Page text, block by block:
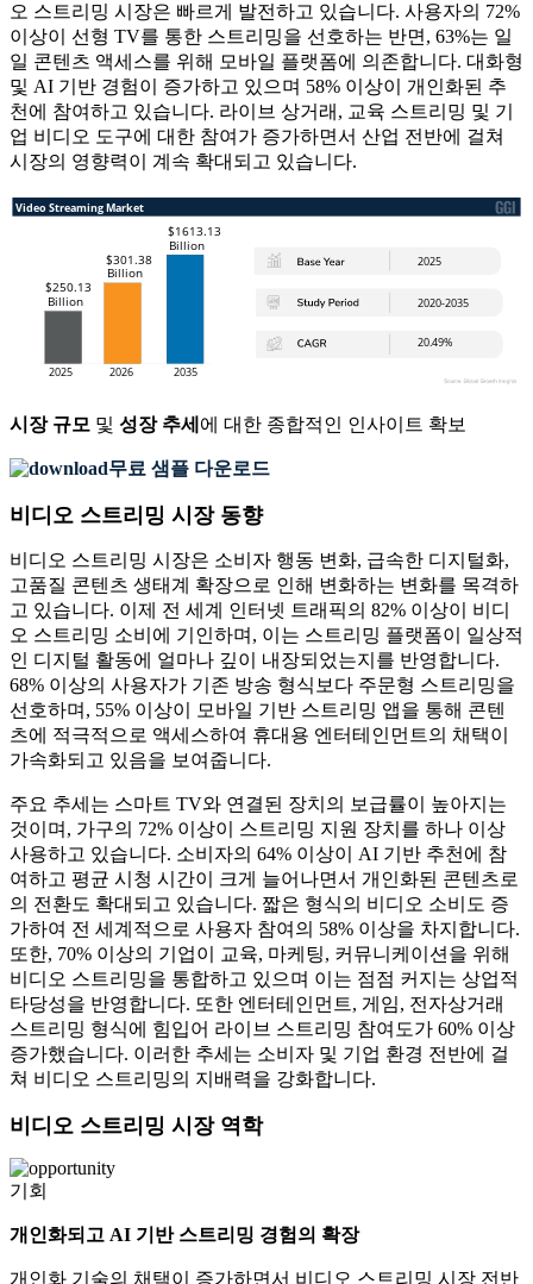
오 스트리밍 시장은 빠르게 발전하고 있습니다. 사용자의 72%
이상이 선형 TV를 통한 스트리밍을 선호하는 반면, 63%는 일
일 콘텐츠 액세스를 위해 모바일 플랫폼에 의존합니다. 대화형
및 AI 기반 경험이 증가하고 있으며 58% 이상이 개인화된 추
천에 참여하고 있습니다. 라이브 상거래, 교육 스트리밍 및 기
업 비디오 도구에 대한 참여가 증가하면서 산업 전반에 걸쳐
시장의 영향력이 계속 확대되고 있습니다.
시장 규모 및 성장 추세 에 대한 종합적인 인사이트 확보
무료 샘플 다운로드
비디오 스트리밍 시장 동향
비디오 스트리밍 시장은 소비자 행동 변화, 급속한 디지털화,
고품질 콘텐츠 생태계 확장으로 인해 변화하는 변화를 목격하
고 있습니다. 이제 전 세계 인터넷 트래픽의 82% 이상이 비디
오 스트리밍 소비에 기인하며, 이는 스트리밍 플랫폼이 일상적
인 디지털 활동에 얼마나 깊이 내장되었는지를 반영합니다.
68% 이상의 사용자가 기존 방송 형식보다 주문형 스트리밍을
선호하며, 55% 이상이 모바일 기반 스트리밍 앱을 통해 콘텐
츠에 적극적으로 액세스하여 휴대용 엔터테인먼트의 채택이
가속화되고 있음을 보여줍니다.
주요 추세는 스마트 TV와 연결된 장치의 보급률이 높아지는
것이며, 가구의 72% 이상이 스트리밍 지원 장치를 하나 이상
사용하고 있습니다. 소비자의 64% 이상이 AI 기반 추천에 참
여하고 평균 시청 시간이 크게 늘어나면서 개인화된 콘텐츠로
의 전환도 확대되고 있습니다. 짧은 형식의 비디오 소비도 증
가하여 전 세계적으로 사용자 참여의 58% 이상을 차지합니다.
또한, 70% 이상의 기업이 교육, 마케팅, 커뮤니케이션을 위해
비디오 스트리밍을 통합하고 있으며 이는 점점 커지는 상업적
타당성을 반영합니다. 또한 엔터테인먼트, 게임, 전자상거래
스트리밍 형식에 힘입어 라이브 스트리밍 참여도가 60% 이상
증가했습니다. 이러한 추세는 소비자 및 기업 환경 전반에 걸
쳐 비디오 스트리밍의 지배력을 강화합니다.
비디오 스트리밍 시장 역학
기회
개인화되고 AI 기반 스트리밍 경험의 확장
개인화 기술의 채택이 증가하면서 비디오 스트리밍 시장 전반